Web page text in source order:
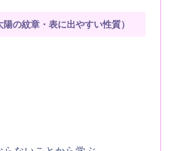
陽の紋章・表に出やすい性質）